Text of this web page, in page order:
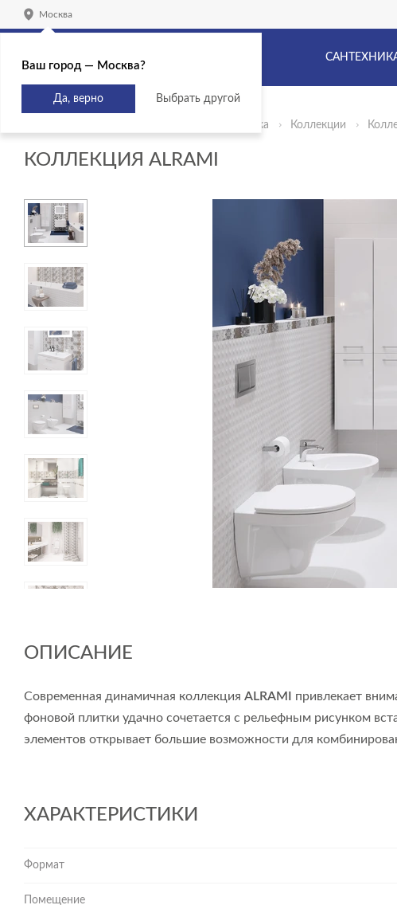
Москва
Керамическая плитка Коллекции
КОЛЛЕКЦИЯ ALRAMI
ОПИСАНИЕ
Современная динамичная коллекция ALRAMI привлекает
фоновой плитки удачно сочетается с рельефным рисунком
элементов открывает большие возможности для
ХАРАКТЕРИСТИКИ
Формат
Помещение
Ваш город — Москва?
Да, верно Выбрать другой